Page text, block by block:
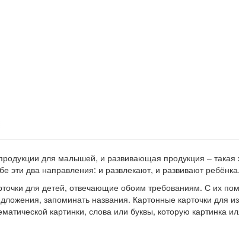
для малышей, и развивающая продукция –
эти два направления: и развлекают, и развивают ребёнка.
для детей, отвечающие обоим требованиям. С их
запоминать названия. Картонные карточки для
картинки, слова или буквы, которую картинка